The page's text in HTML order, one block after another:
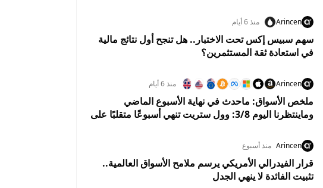
Arincen منذ 6 أيام
سهم سبيس إكس تحت الاختبار.. هل تنجح أول نتائج مالية
في استعادة ثقة المستثمرين؟
Arincen منذ 6 أيام
ملخص الأسواق: ماحدث في نهاية الأسبوع الماضي
وماينتظرنا اليوم 3/8: وول ستريت تنهي أسبوعًا متقلبًا على
Arincen منذ أسبوع
قرار الفيدرالي الأمريكي يرسم ملامح الأسواق العالمية..
تثبيت الفائدة لا ينهي الجدل